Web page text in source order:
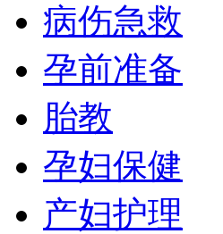
病伤急救
孕前准备
胎教
孕妇保健
产妇护理